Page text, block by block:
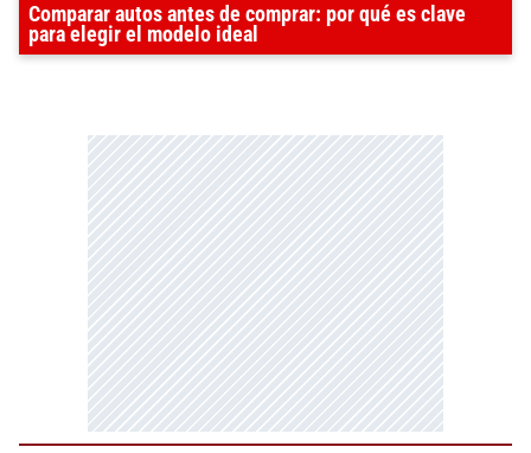
Comparar autos antes de comprar: por qué es clave
para elegir el modelo ideal